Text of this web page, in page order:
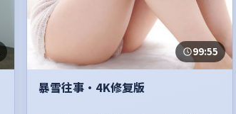
99:55
暴雪往事·4K修复版